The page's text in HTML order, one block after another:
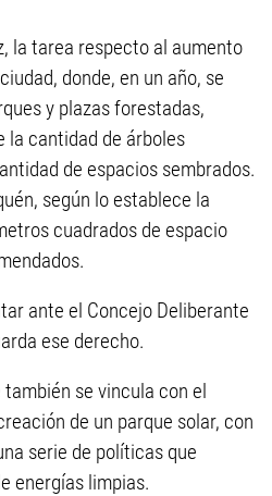
la tarea respecto al aumento
donde, en un año, se
y plazas forestadas,
cantidad de árboles
de espacios sembrados.
según lo establece la
cuadrados de espacio
ante el Concejo Deliberante
ese derecho.
se vincula con el
de un parque solar, con
serie de políticas que
energías limpias.